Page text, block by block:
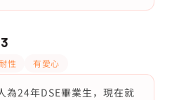
性 有愛心
為24年DSE畢業生，現在就